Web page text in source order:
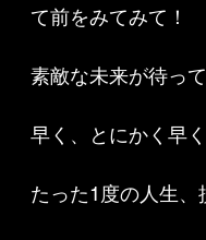
て前をみてみて！
素敵な未来が待っ
早く、とにかく早
たった1度の人生、